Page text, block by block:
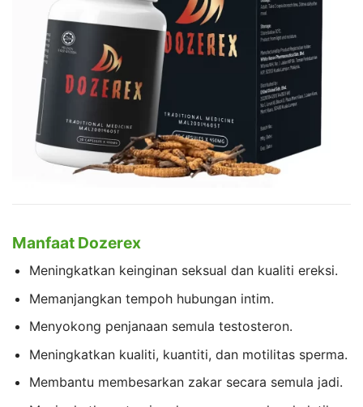
Manfaat Dozerex
Meningkatkan keinginan seksual dan kualiti ereksi.
Memanjangkan tempoh hubungan intim.
Menyokong penjanaan semula testosteron.
Meningkatkan kualiti, kuantiti, dan motilitas sperma.
Membantu membesarkan zakar secara semula jadi.